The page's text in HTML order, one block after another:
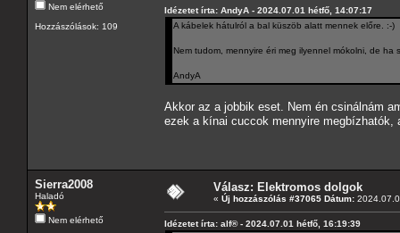
Nem elérhető
Hozzászólások: 109
Idézetet írta: AndyA - 2024.07.01 hétfő, 14:07:17
A kábelek hátulról a bal küszöb alatt mennek előre. :-)
Nem tudom, mennyire éri meg ilyennel mókolni, de ha
AndyA
Akkor az a jobbik eset. Nem én csinálnám
ezek a kínai cuccok mennyire megbízhatók,
Sierra2008
Haladó
Nem elérhető
Válasz: Elektromos dolgok
« Új hozzászólás #37065 Dátum:
Idézetet írta: alf® - 2024.07.01 hétfő, 16:19:39